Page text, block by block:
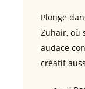
Plonge
Zuhair, où
audace
créatif